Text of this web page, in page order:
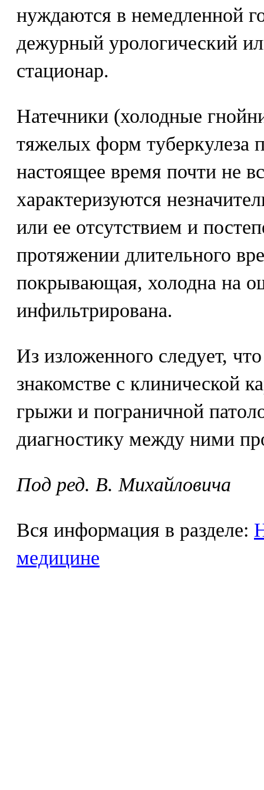
нуждаются в немедленной
дежурный урологический
стационар.
Натечники (холодные
тяжелых форм туберкулеза
настоящее время почти не
характеризуются
или ее отсутствием и
протяжении длительного
покрывающая, холодна на
инфильтрирована.
Из изложенного следует,
знакомстве с клинической
грыжи и пограничной
диагностику между ними
Под ред. В. Михайловича
Вся информация в разделе:
медицине